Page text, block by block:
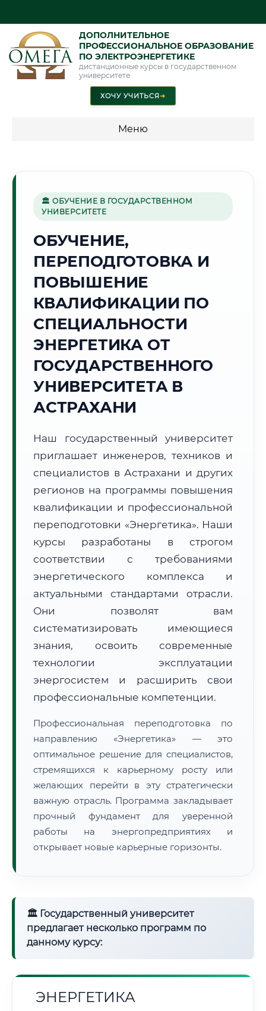
ДОПОЛНИТЕЛЬНОЕ
ПРОФЕССИОНАЛЬНОЕ ОБРАЗОВАНИЕ
ПО ЭЛЕКТРОЭНЕРГЕТИКЕ
дистанционные курсы в государственном
университете
ХОЧУ УЧИТЬСЯ➜
Меню
🐟
Г. АСТРАХАНЬ
Точное местное время:
08:51:00
Суббота, 8 Августа
2026 г.
Погода в г. Астрахань: ☀️ +22°C
🌅 Восход: 05:37 🌇 Закат: 20:09
📍 Региональная справка
Почтовые индексы:
Часовой пояс:
МСК+1 (UTC+4)
Формат учебы:
Дистанционно
🗺️ Зона обслуживания: г. Астрахань
• Маршрут транзита: ~2 607 км
• Экспресс-доставка СДЭК / Почтой: 4–6 рабочих дней
📜 Документы и аккредитация ФИС ФРДО
Нажмите на документ для увеличения и просмотра
🏛 ОБУЧЕНИЕ В ГОСУДАРСТВЕННОМ
УНИВЕРСИТЕТЕ
ОБУЧЕНИЕ,
ПЕРЕПОДГОТОВКА И
ПОВЫШЕНИЕ
КВАЛИФИКАЦИИ ПО
СПЕЦИАЛЬНОСТИ
ЭНЕРГЕТИКА ОТ
ГОСУДАРСТВЕННОГО
УНИВЕРСИТЕТА В
АСТРАХАНИ
Наш государственный университет
приглашает инженеров, техников и
специалистов в Астрахани и других
регионов на программы повышения
квалификации и профессиональной
переподготовки «Энергетика». Наши
курсы разработаны в строгом
соответствии с требованиями
энергетического комплекса и
актуальными стандартами отрасли.
Они позволят вам
систематизировать имеющиеся
знания, освоить современные
технологии эксплуатации
энергосистем и расширить свои
профессиональные компетенции.
Профессиональная переподготовка по
направлению «Энергетика» — это
оптимальное решение для специалистов,
стремящихся к карьерному росту или
желающих перейти в эту стратегически
важную отрасль. Программа закладывает
прочный фундамент для уверенной
работы на энергопредприятиях и
открывает новые карьерные горизонты.
🏛 Государственный университет
предлагает несколько программ по
данному курсу:
ЭНЕРГЕТИКА